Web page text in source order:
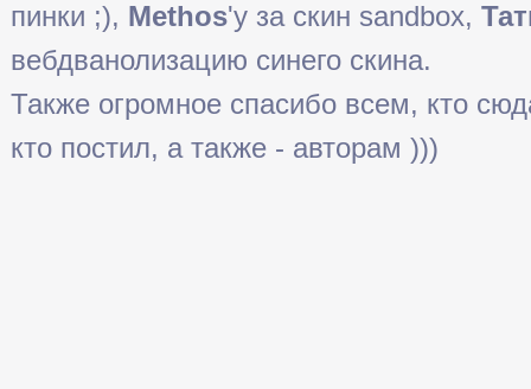
пинки ;), Methos'у за скин sandbox,
вебдванолизацию синего скина.
Также огромное спасибо всем, кто
кто постил, а также - авторам )))